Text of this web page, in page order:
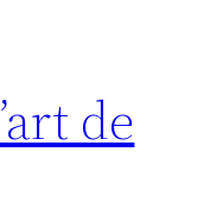
de